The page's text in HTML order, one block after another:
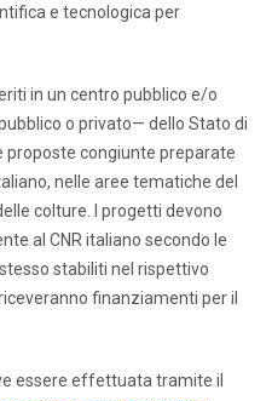
e tecnologica per
in un centro pubblico e/o
o privato— dello Stato di
proposte congiunte preparate
nelle aree tematiche del
colture. I progetti devono
al CNR italiano secondo le
stabiliti nel rispettivo
finanziamenti per il
essere effettuata tramite il